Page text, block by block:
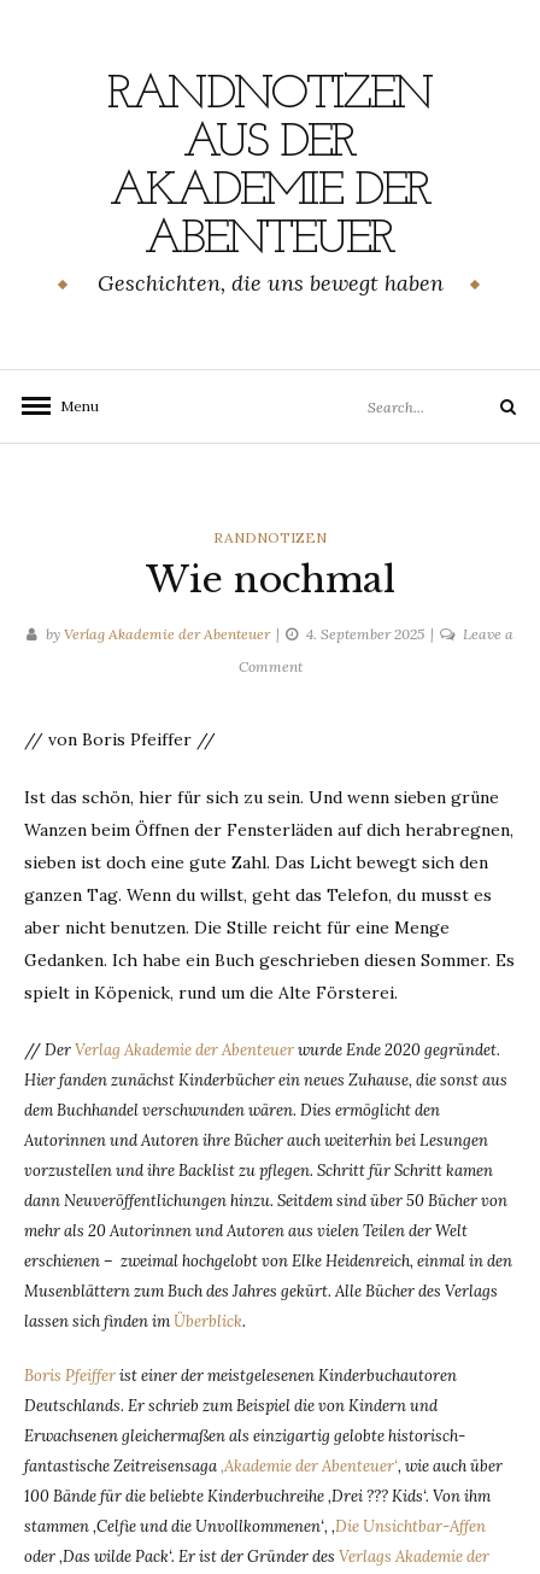
RANDNOTIZEN
AUS DER
AKADEMIE DER
ABENTEUER
Geschichten, die uns bewegt haben
Menu
for:
Search
CATEGORIES
RANDNOTIZEN
Wie nochmal
by Verlag Akademie der Abenteuer 4. September 2025
Leave a
Commenton
// von Boris Pfeiffer //
Ist das schön, hier für sich zu sein. Und wenn sieben grüne
Wanzen beim Öffnen der Fensterläden auf dich herabregnen,
sieben ist doch eine gute Zahl. Das Licht bewegt sich den
ganzen Tag. Wenn du willst, geht das Telefon, du musst es
aber nicht benutzen. Die Stille reicht für eine Menge
Gedanken. Ich habe ein Buch geschrieben diesen Sommer. Es
spielt in Köpenick, rund um die Alte Försterei.
//DerVerlag Akademie der Abenteuerwurde Ende 2020 gegründet.
Hier fanden zunächst Kinderbücher ein neues Zuhause, die sonst aus
dem Buchhandel verschwunden wären. Dies ermöglicht den
Autorinnen und Autoren ihre Bücher auch weiterhin bei Lesungen
vorzustellen und ihre Backlist zu pflegen. Schritt für Schritt kamen
dann Neuveröffentlichungen hinzu. Seitdem sind über 50 Bücher von
mehr als 20 Autorinnen und Autoren aus vielen Teilen der Welt
erschienen – zweimal hochgelobt von Elke Heidenreich, einmal in den
Musenblättern zum Buch des Jahres gekürt. Alle Bücher des Verlags
lassen sich finden imÜberblick.
Boris Pfeifferist einer der meistgelesenen Kinderbuchautoren
Deutschlands. Er schrieb zum Beispiel die von Kindern und
Erwachsenen gleichermaßen als einzigartig gelobte historisch-
fantastische Zeitreisensaga‚Akademie der Abenteuer‘, wie auch über
100 Bände für die beliebte Kinderbuchreihe ‚Drei ??? Kids‘. Von ihm
stammen ‚Celfie und die Unvollkommenen‘, ‚Die Unsichtbar-Affen
oder ‚Das wilde Pack‘. Er ist der Gründer des Verlags Akademie der